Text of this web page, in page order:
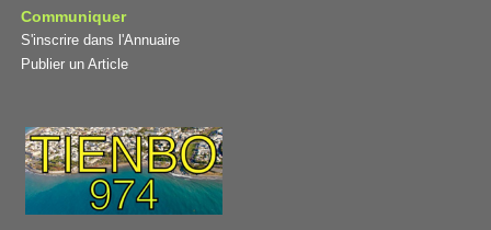
Communiquer
S'inscrire dans l'Annuaire
Publier un Article